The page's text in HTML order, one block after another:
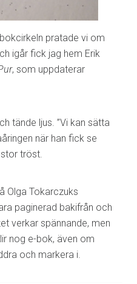
pratade vi om
igår fick jag hem Erik
, som uppdaterar
tände ljus. ”Vi kan sätta
när han fick se
tröst.
Olga Tokarczuks
paginerad bakifrån och
verkar spännande, men
nog e-bok, även om
och markera i.